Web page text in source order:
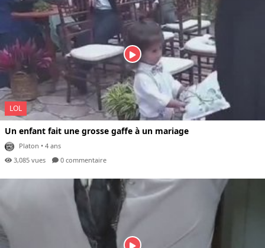
LOL
Un enfant fait une grosse gaffe à un mariage
Platon • 4 ans
3,085 vues
0 commentaire